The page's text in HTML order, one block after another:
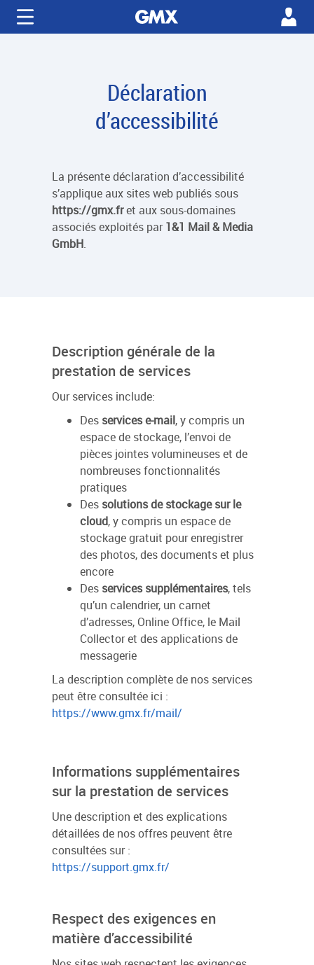
Déclaration
d’accessibilité
La présente déclaration d’accessibilité
s’applique aux sites web publiés sous
https://gmx.fret aux sous-domaines
associés exploités par1&1 Mail & Media
GmbH.
Description générale de la
prestation de services
Our services include:
Des services e-mail, y compris un
espace de stockage, l’envoi de
pièces jointes volumineuses et de
nombreuses fonctionnalités
pratiques
Des solutions de stockage sur le
cloud, y compris un espace de
stockage gratuit pour enregistrer
des photos, des documents et plus
encore
Des services supplémentaires, tels
qu’un calendrier, un carnet
d’adresses, Online Office, le Mail
Collector et des applications de
messagerie
La description complète de nos services
peut être consultée ici :
https://www.gmx.fr/mail/
Informations supplémentaires
sur la prestation de services
Une description et des explications
détaillées de nos offres peuvent être
consultées sur :
https://support.gmx.fr/
Respect des exigences en
matière d’accessibilité